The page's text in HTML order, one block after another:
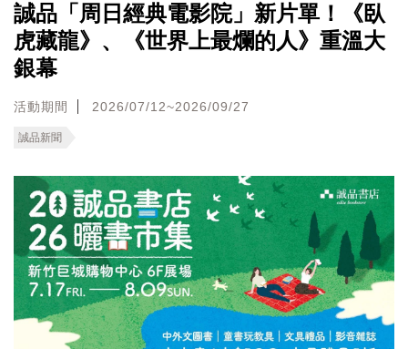
誠品「周日經典電影院」新片單！《臥
虎藏龍》、《世界上最爛的人》重溫大
銀幕
活動期間 2026/07/12~2026/09/27
誠品新聞